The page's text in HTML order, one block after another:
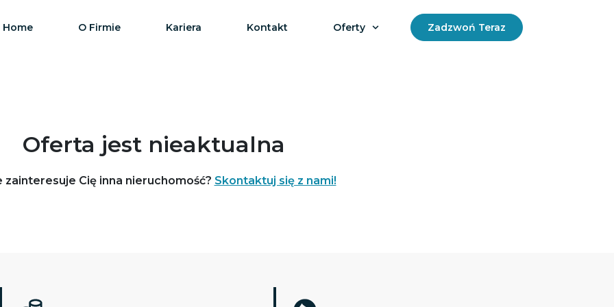
Home O Firmie Kariera Kontakt Oferty Zadzwoń Teraz
Oferta jest nieaktualna
zainteresuje Cię inna nieruchomość? Skontaktuj się z nami!